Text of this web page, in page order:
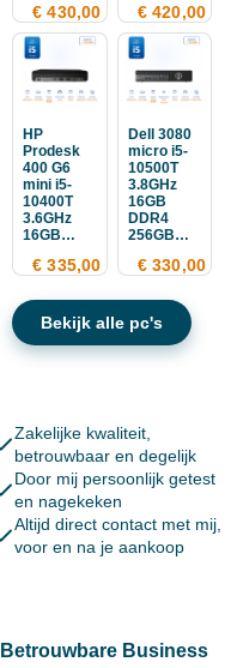
SSD
500GB
HDD
Nvidia
K620
€ 430,00 € 420,00
HP
Prodesk
400 G6
mini i5-
10400T
3.6GHz
16GB
256GB
€ 335,00
Dell 3080
micro i5-
10500T
3.8GHz
16GB
DDR4
256GB
€ 330,00
Bekijk alle pc's
Zakelijke kwaliteit,
betrouwbaar en degelijk
Door mij persoonlijk getest
en nagekeken
Altijd direct contact met mij,
voor en na je aankoop
Business